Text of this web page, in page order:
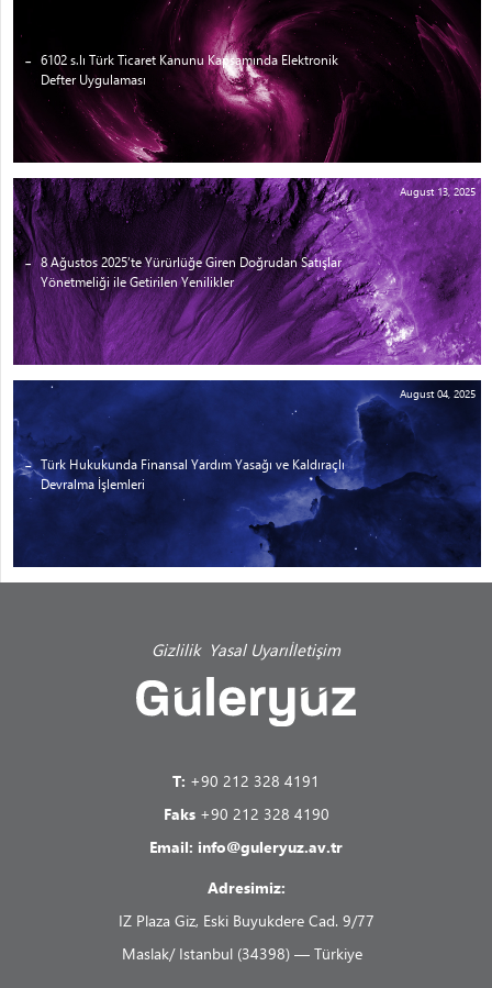
6102 s.lı Türk Ticaret Kanunu Kapsamında Elektronik
Defter Uygulaması
August 13, 2025
8 Ağustos 2025’te Yürürlüğe Giren Doğrudan Satışlar
Yönetmeliği ile Getirilen Yenilikler
August 04, 2025
Türk Hukukunda Finansal Yardım Yasağı ve Kaldıraçlı
Devralma İşlemleri
Gizlilik Yasal Uyarıİletişim
T: +90 212 328 4191
Faks +90 212 328 4190
Email: info@guleryuz.av.tr
Adresimiz:
IZ Plaza Giz, Eski Buyukdere Cad. 9/77
Maslak/ Istanbul (34398) — Türkiye